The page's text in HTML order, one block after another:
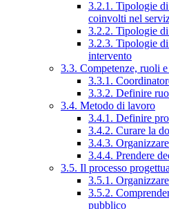
3.2.1. Tipologie
coinvolti nel
3.2.2. Tipologie
3.2.3. Tipologie
intervento
3.3. Competenze, ruoli
3.3.1.
3.3.2. Definire
3.4. Metodo di lavoro
3.4.1. Definire
3.4.2. Curare la
3.4.3.
3.4.4. Prendere
3.5. Il processo
3.5.1.
3.5.2.
pubblico